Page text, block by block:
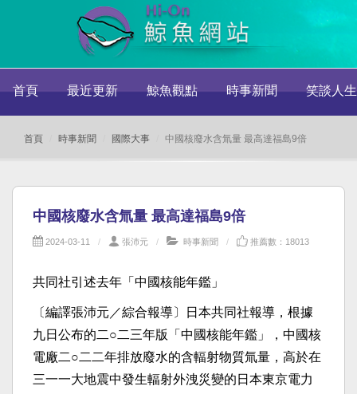
首頁 最近更新 鯨魚觀點 時事新聞 笑談人生
首頁 時事新聞 國際大事 中國核廢水含氚量 最高達福島9倍
中國核廢水含氚量 最高達福島9倍
2024-03-11 張沛元 時事新聞 推薦數：18013
共同社引述去年「中國核能年鑑」
〔編譯張沛元／綜合報導〕日本共同社報導，根據
九日公布的二○二三年版「中國核能年鑑」，中國核
電廠二○二二年排放廢水的含輻射物質氚量，高於在
三一一大地震中發生輻射外洩災變的日本東京電力